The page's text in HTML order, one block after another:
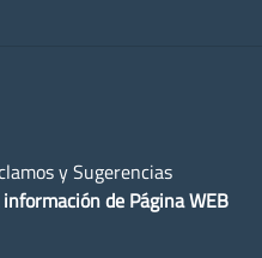
y Sugerencias
de Página WEB